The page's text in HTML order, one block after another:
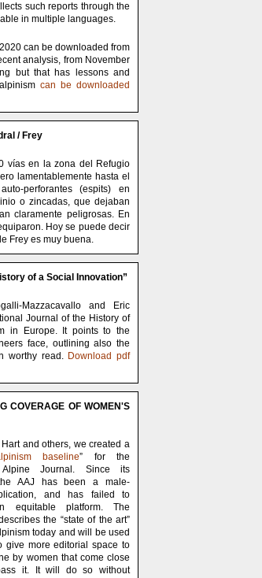
such reports through the
in multiple languages.
can be downloaded from
analysis, from November
but that has lessons and
can be downloaded
/ Frey
vías en la zona del Refugio
lamentablemente hasta el
perforantes (espits) en
o zincadas, que dejaban
claramente peligrosas. En
Hoy se puede decir
Frey es muy buena.
of a Social Innovation”
Mazzacavallo and Eric
Journal of the History of
in Europe. It points to the
face, outlining also the
worthy read. Download pdf
COVERAGE OF WOMEN'S
and others, we created a
baseline” for the
Alpine Journal. Since its
AAJ has been a male-
and has failed to
equitable platform. The
the “state of the art”
today and will be used
give more editorial space to
by women that come close
it. It will do so without